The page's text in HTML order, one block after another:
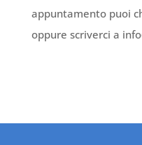
appuntamento puoi
oppure scriverci a